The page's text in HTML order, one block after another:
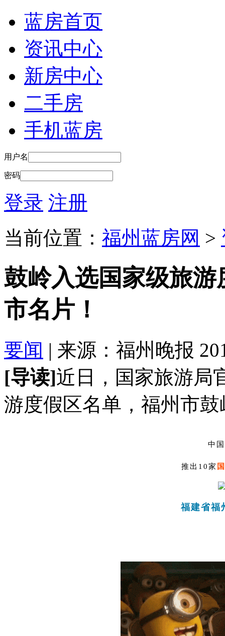
蓝房首页
资讯中心
新房中心
二手房
手机蓝房
用户名
密码
登录 注册
当前位置： 福州蓝房网 >
鼓岭入选国家级旅
市名片！
要闻 | 来源：福州晚报
[导读]近日，国家旅游局
游度假区名单，福州市
中
推出10家
福建省福